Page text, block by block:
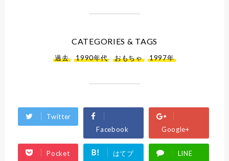
CATEGORIES & TAGS
過去,1990年代 , おもちゃ,1997年
Twitter
Facebook
Google+
Pocket B! はてブ LINE